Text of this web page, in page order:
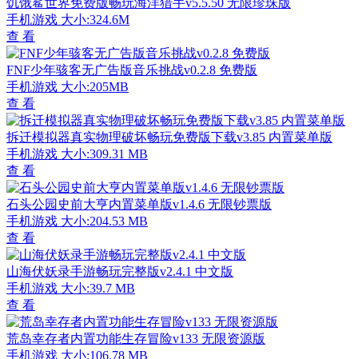
饥饿鲨世界免费版畅玩海洋猎手v5.5.50 无限珍珠版
手机游戏 大小:324.6M
查 看
FNF少年骇客无广告版音乐挑战v0.2.8 免费版
手机游戏 大小:205MB
查 看
拆迁模拟器真实物理破坏畅玩免费版下载v3.85 内置菜单版
手机游戏 大小:309.31 MB
查 看
石头公园史前大亨内置菜单版v1.4.6 无限钞票版
手机游戏 大小:204.53 MB
查 看
山海伏妖录手游畅玩完整版v2.4.1 中文版
手机游戏 大小:39.7 MB
查 看
荒岛幸存者内置功能生存冒险v133 无限资源版
手机游戏 大小:106.78 MB